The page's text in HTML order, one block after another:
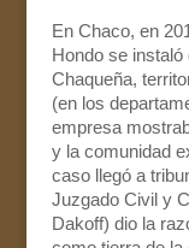
En Chaco, en
Hondo se
Chaqueña,
(en los
empresa
y la comunidad
caso llegó a
Juzgado Civil y
Dakoff) dio la